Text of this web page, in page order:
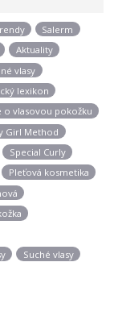
Salerm
Aktuality
vlasy
lexikon
o vlasovou pokožku
Girl Method
Special Curly
Pleťová kosmetika
Suché vlasy